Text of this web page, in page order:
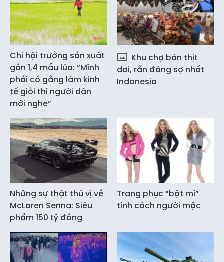
Chi hội trưởng sản xuất
gần 1,4 mẫu lúa: “Mình
phải cố gắng làm kinh
tế giỏi thì người dân
mới nghe”
Khu chợ bán thịt
dơi, rắn đáng sợ nhất
Indonesia
Những sự thật thú vị về
McLaren Senna: Siêu
phẩm 150 tỷ đồng
Trang phục “bật mí”
tính cách người mặc